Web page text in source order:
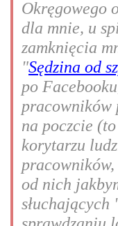
Okręgowego
dla mnie, u
zamknięcia
"Sędzina od
po
pracowników
na poczcie
korytarzu
od nich
słuchających